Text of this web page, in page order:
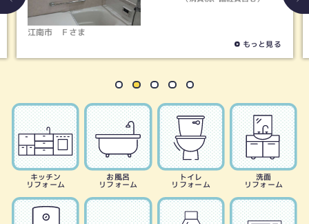
江南市 Ｆさま
もっと見る
キッチン
リフォーム
お風呂
リフォーム
トイレ
リフォーム
洗面
リフォーム